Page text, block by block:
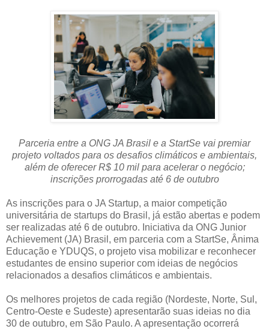
Parceria entre a ONG JA Brasil e a StartSe vai premiar
projeto voltados para os desafios climáticos e ambientais,
além de oferecer R$ 10 mil para acelerar o negócio;
inscrições prorrogadas até 6 de outubro
As inscrições para o JA Startup, a maior competição
universitária de startups do Brasil, já estão abertas e podem
ser realizadas até 6 de outubro. Iniciativa da ONG Junior
Achievement (JA) Brasil, em parceria com a StartSe, Ânima
Educação e YDUQS, o projeto visa mobilizar e reconhecer
estudantes de ensino superior com ideias de negócios
relacionados a desafios climáticos e ambientais.
Os melhores projetos de cada região (Nordeste, Norte, Sul,
Centro-Oeste e Sudeste) apresentarão suas ideias no dia
30 de outubro, em São Paulo. A apresentação ocorrerá